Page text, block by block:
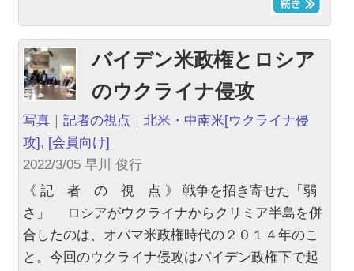
バイデン米政権とロシア
のウクライナ侵攻
写真 ｜記者の視点 ｜北米・中南米[ウクライナ侵
攻], [会員向け]
2022/3/05 早川 俊行
《 記 者 の 視 点 》 戦争を招き寄せた「弱
さ」 ロシアがウクライナからクリミア半島を併
合したのは、オバマ米政権時代の２０１４年のこ
と。今回のウクライナ侵攻はバイデン政権下で起